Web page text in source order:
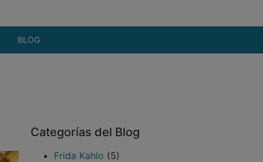
BLOG
Categorías del Blog
Frida Kahlo (5)